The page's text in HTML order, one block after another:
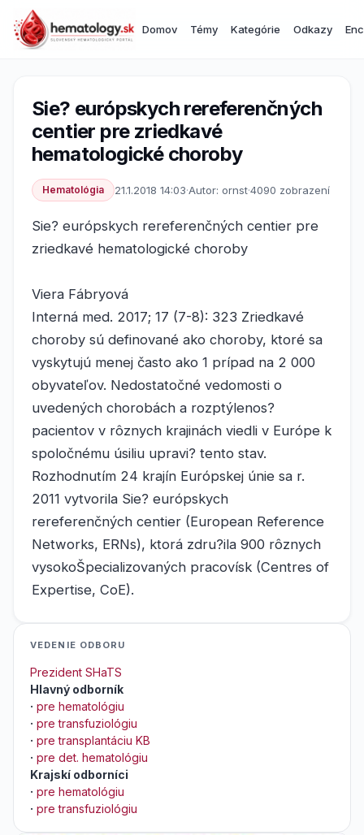
Domov Témy Kategórie Odkazy
Sie? európskych rereferenčných
centier pre zriedkavé
hematologické choroby
Hematológia 21.1.2018 14:03·Autor: ornst·4090 zobrazení
Sie? európskych rereferenčných centier pre
zriedkavé hematologické choroby
Viera Fábryová
Interná med. 2017; 17 (7-8): 323 Zriedkavé
choroby sú definované ako choroby, ktoré sa
vyskytujú menej často ako 1 prípad na 2 000
obyvateľov. Nedostatočné vedomosti o
uvedených chorobách a rozptýlenos?
pacientov v rôznych krajinách viedli v Európe k
spoločnému úsiliu upravi? tento stav.
Rozhodnutím 24 krajín Európskej únie sa r.
2011 vytvorila Sie? európskych
rereferenčných centier (European Reference
Networks, ERNs), ktorá zdru?ila 900 rôznych
vysokoŠpecializovaných pracovísk (Centres of
Expertise, CoE).
VEDENIE ODBORU
Prezident SHaTS
Hlavný odborník
· pre hematológiu
· pre transfuziológiu
· pre transplantáciu KB
· pre det. hematológiu
Krajskí odborníci
· pre hematológiu
· pre transfuziológiu